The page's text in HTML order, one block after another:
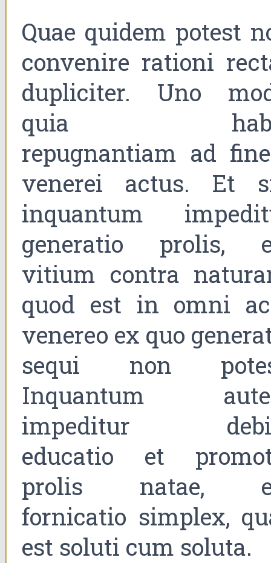
Quae quidem potest
convenire rationi
dupliciter. Uno
quia
repugnantiam ad
venerei actus. Et
inquantum
generatio prolis,
vitium contra
quod est in omni
venereo ex quo
sequi non
Inquantum
impeditur
educatio et
prolis natae,
fornicatio simplex,
est soluti cum soluta.